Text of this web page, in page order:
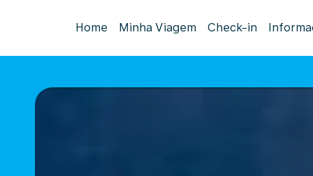
Home Minha Viagem Check-in